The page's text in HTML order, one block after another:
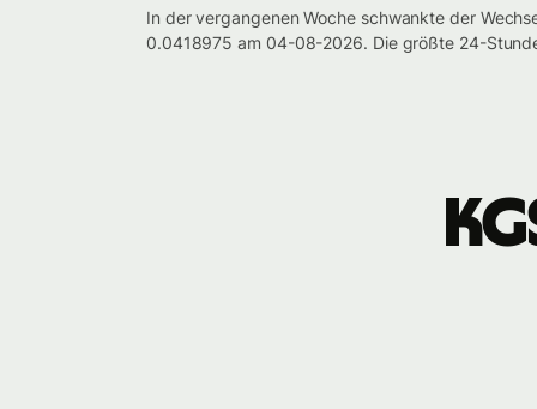
In der vergangenen Woche schwankte der
0.0418975 am 04-08-2026. Die größte 24-